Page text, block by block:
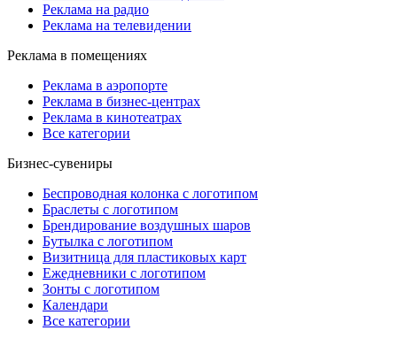
Реклама на радио
Реклама на телевидении
Реклама в помещениях
Реклама в аэропорте
Реклама в бизнес-центрах
Реклама в кинотеатрах
Все категории
Бизнес-сувениры
Беспроводная колонка с логотипом
Браслеты с логотипом
Брендирование воздушных шаров
Бутылка с логотипом
Визитница для пластиковых карт
Ежедневники с логотипом
Зонты с логотипом
Календари
Все категории